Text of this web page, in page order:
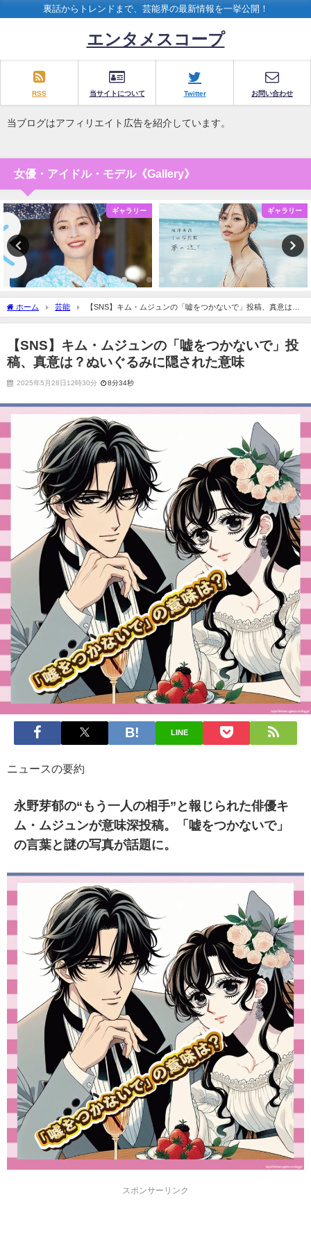
裏話からトレンドまで、芸能界の最新情報を一挙公開！
エンタメスコープ
RSS 当サイトについて Twitter お問い合わせ
当ブログはアフィリエイト広告を紹介しています。
女優・アイドル・モデル《Gallery》
ギャラリー ギャラリー
ホーム 芸能
【SNS】キム・ムジュンの「嘘をつかないで」投稿、真意は？
ぬいぐるみに隠された意味
【SNS】キム・ムジュンの「嘘をつかないで」投
稿、真意は？ぬいぐるみに隠された意味
2025年5月28日12時30分 8分34秒
LINE
ニュースの要約
永野芽郁の“もう一人の相手”と報じられた俳優キ
ム・ムジュンが意味深投稿。「嘘をつかないで」
の言葉と謎の写真が話題に。
スポンサーリンク